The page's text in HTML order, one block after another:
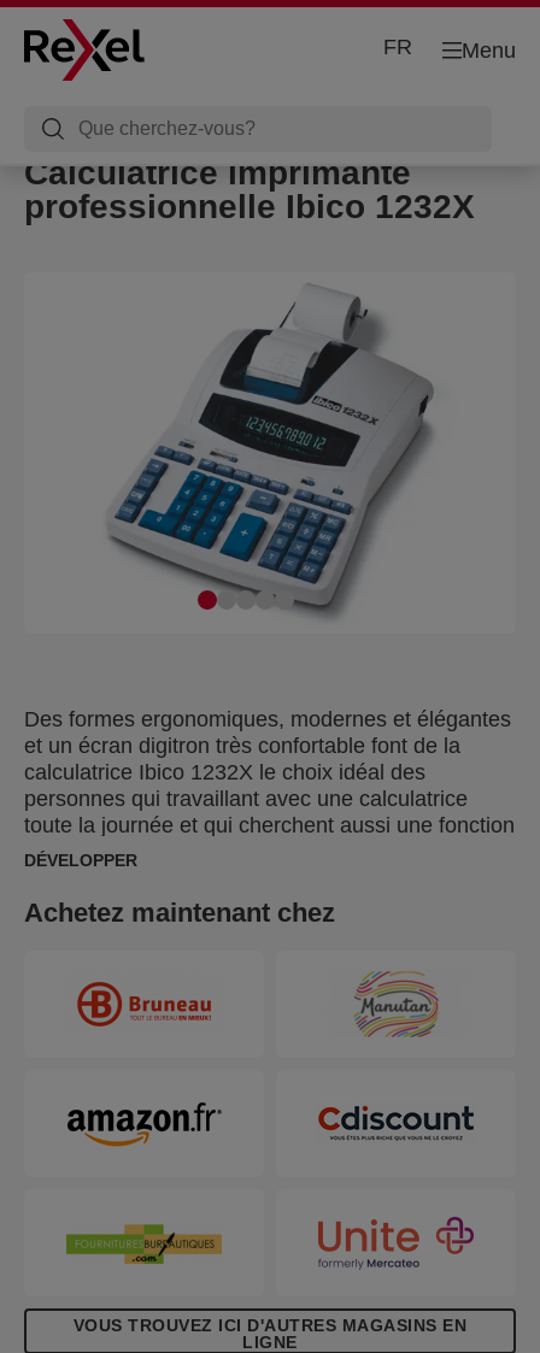
Menu
FR
Calculatrice imprimante
professionnelle Ibico 1232X
Des formes ergonomiques, modernes et élégantes
et un écran digitron très confortable font de la
calculatrice Ibico 1232X le choix idéal des
personnes qui travaillant avec une calculatrice
toute la journée et qui cherchent aussi une fonction
d´impression. Son écran 12 chiffres verts, très
(4,1 lignes par seconde) en font le choix idéal pour
DÉVELOPPER
Achetez maintenant chez
VOUS TROUVEZ ICI D'AUTRES MAGASINS EN
LIGNE